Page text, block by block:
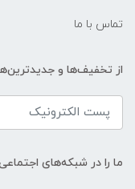
تماس با ما
از تخفیف‌ها و
ما را در شبکه‌های